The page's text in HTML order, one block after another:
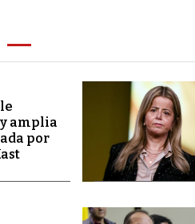
amplia
por